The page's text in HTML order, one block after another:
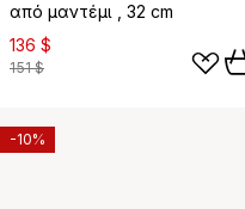
από μαντέμι , 32 cm
136 $
151 $
-10%